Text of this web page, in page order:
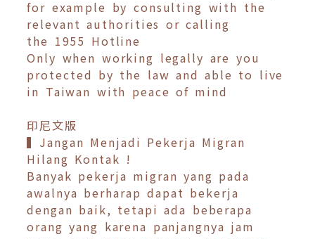
for example by consulting with the
relevant authorities or calling
the 1955 Hotline
Only when working legally are you
protected by the law and able to live
in Taiwan with peace of mind
印尼文版
▍Jangan Menjadi Pekerja Migran
Hilang Kontak !
Banyak pekerja migran yang pada
awalnya berharap dapat bekerja
dengan baik, tetapi ada beberapa
orang yang karena panjangnya jam